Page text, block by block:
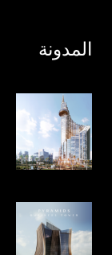
المدونة